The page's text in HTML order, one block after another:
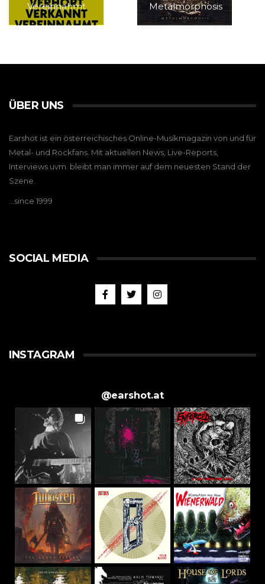
Vereinnahmt
Metalmorphosis
ÜBER UNS
Earshot ist ein österreichisches Online-Musikmagazin von und für
Metal- und Rockfans. Mit aktuellen News, Live-Reports,
Interviews uvm. bleibt man immer auf dem neuesten Stand der
Szene.
…since 1999
SOCIAL MEDIA
INSTAGRAM
@earshot.at